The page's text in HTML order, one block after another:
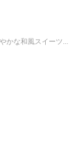
かな和風スイーツ...